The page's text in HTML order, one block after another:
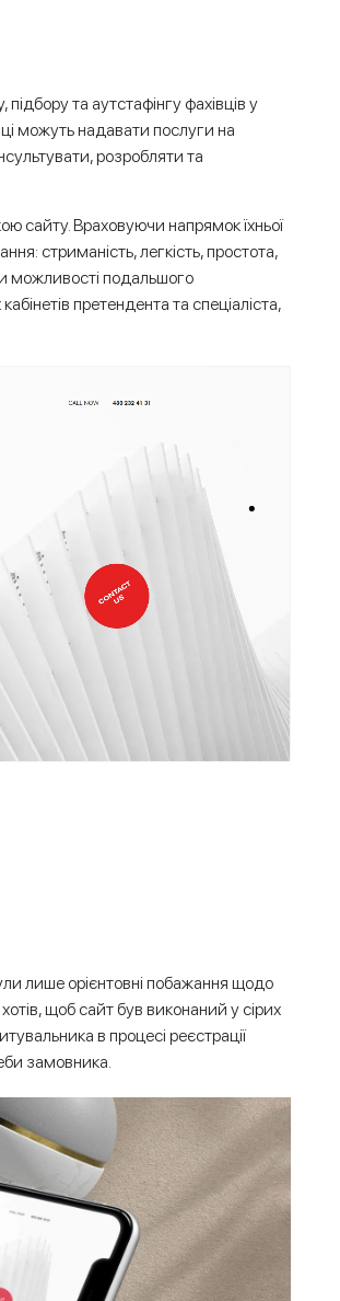
та аутстафінгу фахівців у
можуть надавати послуги на
розробляти та
сайту. Враховуючи напрямок їхньої
стриманість, легкість, простота,
можливості подальшого
претендента та спеціаліста,
лише орієнтовні побажання щодо
щоб сайт був виконаний у сірих
в процесі реєстрації
замовника.